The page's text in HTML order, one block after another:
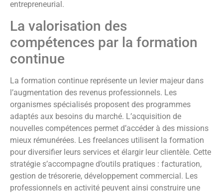
entrepreneurial.
La valorisation des
compétences par la formation
continue
La formation continue représente un levier majeur dans
l’augmentation des revenus professionnels. Les
organismes spécialisés proposent des programmes
adaptés aux besoins du marché. L’acquisition de
nouvelles compétences permet d’accéder à des missions
mieux rémunérées. Les freelances utilisent la formation
pour diversifier leurs services et élargir leur clientèle. Cette
stratégie s’accompagne d’outils pratiques : facturation,
gestion de trésorerie, développement commercial. Les
professionnels en activité peuvent ainsi construire une